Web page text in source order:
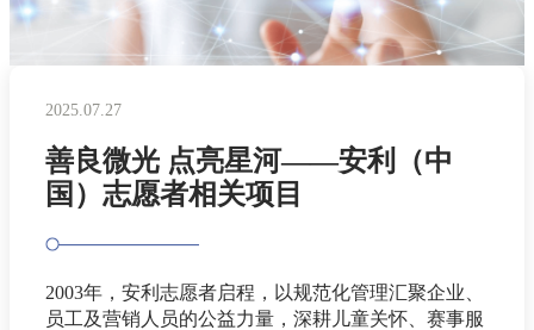
2025.07.27
善良微光 点亮星河——安利（中
国）志愿者相关项目
2003年，安利志愿者启程，以规范化管理汇聚企业、
员工及营销人员的公益力量，深耕儿童关怀、赛事服